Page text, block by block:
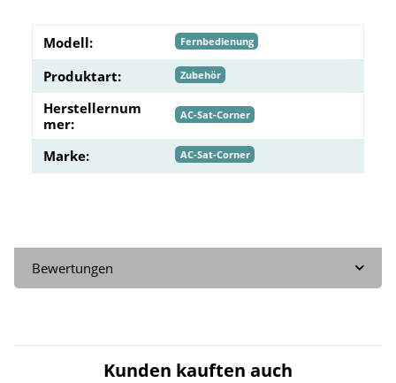
Modell: Fernbedienung
Produktart: Zubehör
Herstellernum
mer:
AC-Sat-Corner
Marke: AC-Sat-Corner
Bewertungen
Kunden kauften auch